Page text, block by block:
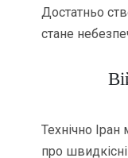
Достатньо
стане
Технічно
про